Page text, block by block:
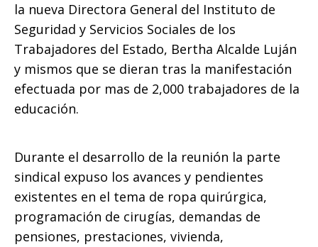
la nueva Directora General del Instituto de
Seguridad y Servicios Sociales de los
Trabajadores del Estado, Bertha Alcalde Luján
y mismos que se dieran tras la manifestación
efectuada por mas de 2,000 trabajadores de la
educación.
Durante el desarrollo de la reunión la parte
sindical expuso los avances y pendientes
existentes en el tema de ropa quirúrgica,
programación de cirugías, demandas de
pensiones, prestaciones, vivienda,